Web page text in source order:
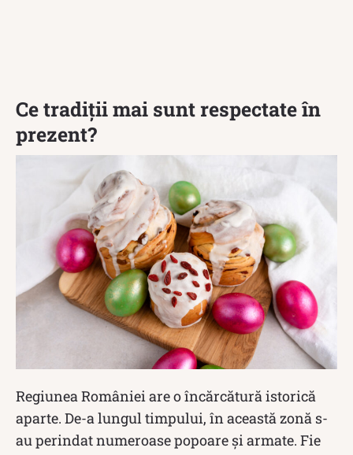
Ce tradiții mai sunt respectate în
prezent?
Regiunea României are o încărcătură istorică
aparte. De-a lungul timpului, în această zonă s-
au perindat numeroase popoare și armate. Fie